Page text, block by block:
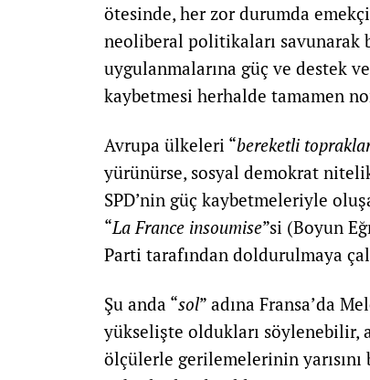
ötesinde, her zor durumda
neoliberal politikaları savunarak
uygulanmalarına güç ve destek
kaybetmesi herhalde tamamen
Avrupa ülkeleri “bereketli
yürünürse, sosyal demokrat
SPD’nin güç kaybetmeleriyle
“La France insoumise”si (Boyun
Parti tarafından doldurulmaya
Şu anda “sol” adına Fransa’da
yükselişte oldukları söylenebilir,
ölçülerle gerilemelerinin yarısını